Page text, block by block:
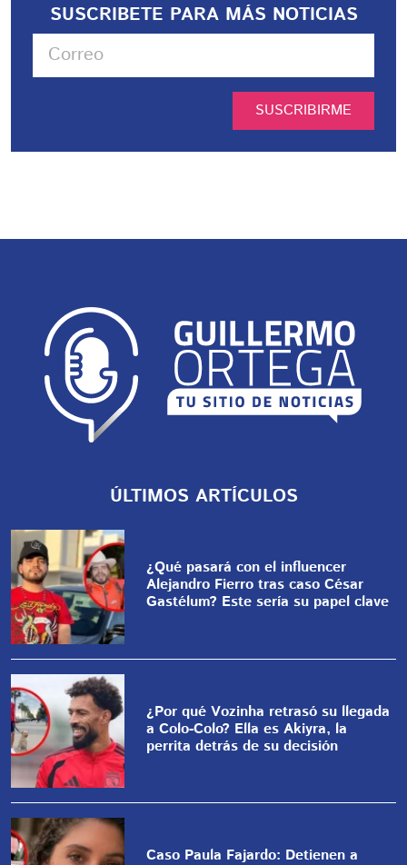
SUSCRIBETE PARA MÁS NOTICIAS
SUSCRIBIRME
ÚLTIMOS ARTÍCULOS
¿Qué pasará con el influencer
Alejandro Fierro tras caso César
Gastélum? Este sería su papel clave
¿Por qué Vozinha retrasó su llegada
a Colo-Colo? Ella es Akiyra, la
perrita detrás de su decisión
Caso Paula Fajardo: Detienen a